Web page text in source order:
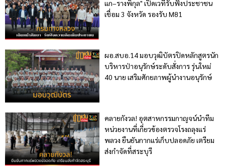
แก–รางพิกุล" เปิดเวทีรับฟังประชาชน
เชื่อม 3 จังหวัด รองรับ M81
ผอ.สบอ.14 มอบวุฒิบัตรปิดหลักสูตรนัก
บริหารป่าอนุรักษ์ระดับสั่งการ รุ่นใหม่
40 นาย เสริมศักยภาพผู้นำงานอนุรักษ์
คลายกังวล! อุตสาหกรรมกาญจน์นำทีม
หน่วยงานที่เกี่ยวข้องตรวจโรงถลุงแร่
พลวง ยืนยันกากแร่เก็บปลอดภัย เตรียม
ส่งกำจัดที่สระบุรี